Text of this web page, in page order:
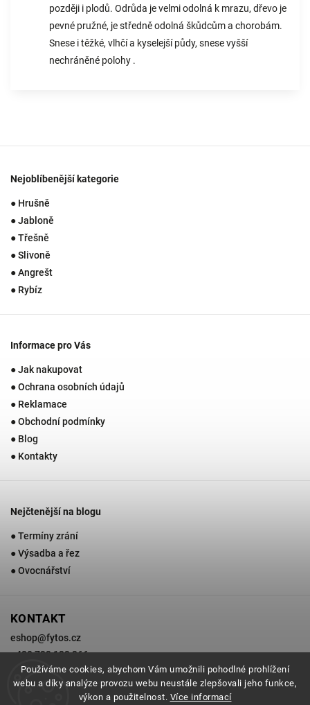
Používáme cookies, abychom Vám umožnili pohodlné prohlížení
webu a díky analýze provozu webu neustále zlepšovali jeho funkce,
výkon a použitelnost. Více informací
později i plodů. Odrůda je velmi odolná k mrazu, dřevo je
pevné pružné, je středně odolná škůdcům a chorobám.
Snese i těžké, vlhčí a kyselejší půdy, snese vyšší
nechráněné polohy .
Nejoblíbenější kategorie
● Hrušně
● Jabloně
● Třešně
● Slivoně
● Angrešt
● Rybíz
Informace pro Vás
● Jak nakupovat
● Ochrana osobních údajů
● Reklamace
● Obchodní podmínky
● Blog
● Kontakty
Nejčtenější na blogu
● Termíny zrání
● Výsadba a řez
● Ovocnářství
KONTAKT
eshop@fytos.cz
+420 733 133 366